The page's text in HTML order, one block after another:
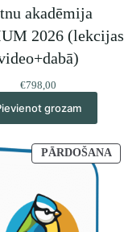
akadēmija
2026 (lekcijas
€798,00
grozam
PĀRDOŠANA
IR